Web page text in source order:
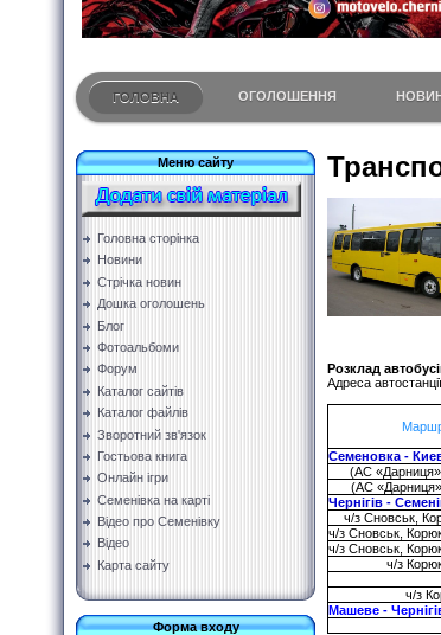
ГОЛОВНА ОГОЛОШЕННЯ
Меню сайту
Головна сторінка
Новини
Стрічка новин
Дошка оголошень
Блог
Фотоальбоми
Форум
Каталог сайтів
Каталог файлів
Зворотний зв'язок
Гостьова книга
Онлайн ігри
Семенівка на карті
Відео про Семенівку
Відео
Карта сайту
Форма входу
Розклад
Адреса
Семеновка -
(АС «Дарниця»)
(АС
Чернігів -
ч/з Сновськ,
ч/з Сновськ,
ч/з Сновськ,
ч/з
ч/з
Машеве -